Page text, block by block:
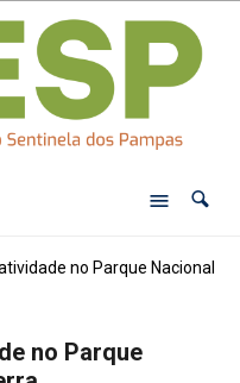
no Parque Nacional
no Parque